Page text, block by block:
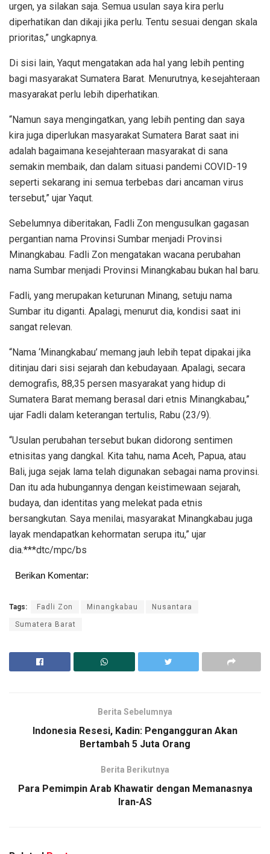
urgen, ya silakan saja. Semua usulan saya kira perlu
diperhatikan dan dikaji jika perlu. Tentu sesuai dengan skala
prioritas,” ungkapnya.
Di sisi lain, Yaqut mengatakan ada hal yang lebih penting
bagi masyarakat Sumatera Barat. Menurutnya, kesejahteraan
masyarakat perlu lebih diperhatikan.
“Namun saya mengingatkan, yang lebih penting dan saya
kira juga diperlukan masyarakat Sumatera Barat saat ini
adalah bagaimana kesejahteraan masyarakat di sana
semakin membaik, dan dalam situasi pandemi COVID-19
seperti sekarang ini semua terbebas dari ancaman virus
tersebut,” ujar Yaqut.
Sebelumnya diberitakan, Fadli Zon mengusulkan gagasan
pergantian nama Provinsi Sumbar menjadi Provinsi
Minangkabau. Fadli Zon mengatakan wacana perubahan
nama Sumbar menjadi Provinsi Minangkabau bukan hal baru.
Fadli, yang merupakan keturunan Minang, setuju nama
Sumbar itu diganti. Apalagi, menurut dia, kondisi saat ini
sangat relevan.
“Nama ‘Minangkabau’ memang jauh lebih tepat dipakai jika
ditinjau dari sisi sejarah dan kebudayaan. Apalagi, secara
demografis, 88,35 persen masyarakat yang hidup di
Sumatera Barat memang berasal dari etnis Minangkabau,”
ujar Fadli dalam keterangan tertulis, Rabu (23/9).
“Usulan perubahan tersebut bukan didorong sentimen
etnisitas yang dangkal. Kita tahu, nama Aceh, Papua, atau
Bali, juga sejak lama telah digunakan sebagai nama provinsi.
Dan itu ada hubungannya dengan keistimewaan sejarah,
budaya, dan identitas yang melekat pada etnis
bersangkutan. Saya menilai, masyarakat Minangkabau juga
layak mendapatkan kehormatan serupa itu,” ujar
dia.***dtc/mpc/bs
Berikan Komentar:
Tags: Fadli Zon Minangkabau Nusantara
Sumatera Barat
Berita Sebelumnya
Indonesia Resesi, Kadin: Pengangguran Akan
Bertambah 5 Juta Orang
Berita Berikutnya
Para Pemimpin Arab Khawatir dengan Memanasnya
Iran-AS